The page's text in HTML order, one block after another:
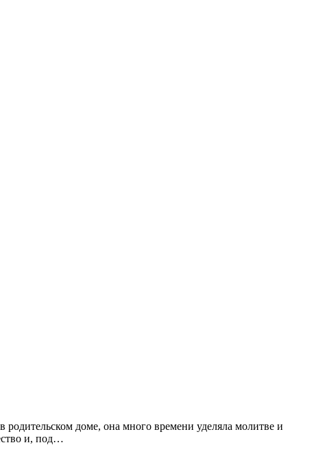
доме, она много времени уделяла молитве и
и, под…